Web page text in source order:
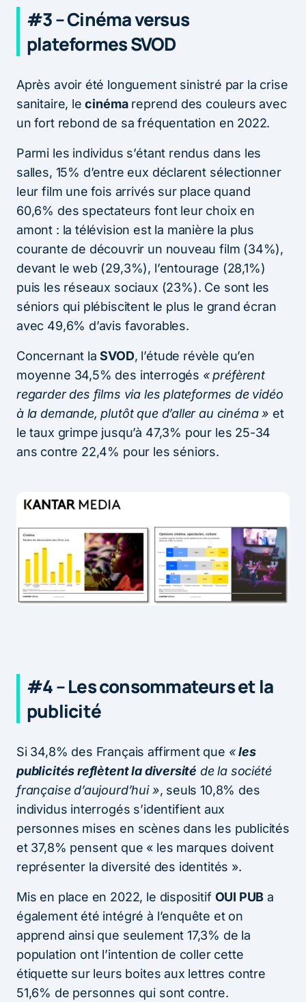
#3 – Cinéma versus
plateformes SVOD
Après avoir été longuement sinistré par la crise
sanitaire, lecinémareprend des couleurs avec
un fort rebond de sa fréquentation en 2022.
Parmi les individus s’étant rendus dans les
salles, 15% d’entre eux déclarent sélectionner
leur film une fois arrivés sur place quand
60,6% des spectateurs font leur choix en
amont : la télévision est la manière la plus
courante de découvrir un nouveau film (34%),
devant le web (29,3%), l’entourage (28,1%)
puis les réseaux sociaux (23%). Ce sont les
séniors qui plébiscitent le plus le grand écran
avec 49,6% d’avis favorables.
Concernant laSVOD, l’étude révèle qu’en
moyenne 34,5% des interrogés « préfèrent
regarder des films via les plateformes de vidéo
à la demande, plutôt que d’aller au cinéma » et
le taux grimpe jusqu’à 47,3% pour les 25-34
ans contre 22,4% pour les séniors.
#4 – Les consommateurs et la
publicité
Si 34,8% des Français affirment que « les
publicités reflètent la diversité de la société
française d’aujourd’hui », seuls 10,8% des
individus interrogés s’identifient aux
personnes mises en scènes dans les publicités
et 37,8% pensent que « les marques doivent
représenter la diversité des identités ».
Mis en place en 2022, le dispositif OUI PUB a
également été intégré à l’enquête et on
apprend ainsi que seulement 17,3% de la
population ont l’intention de coller cette
étiquette sur leurs boites aux lettres contre
51,6% de personnes qui sont contre.